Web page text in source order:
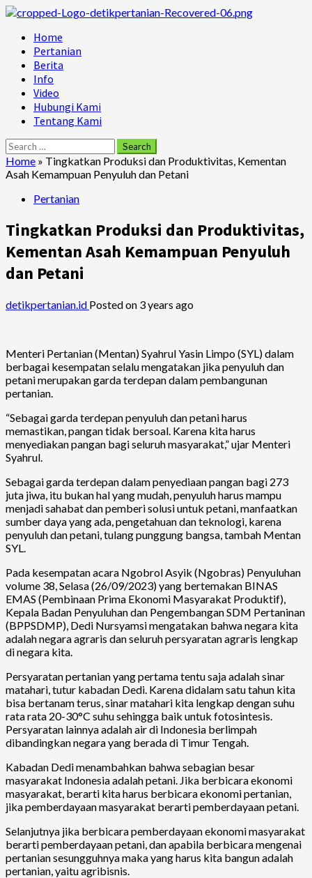
Skip
content
Primary
Menu
Home
Pertanian
Berita
Info
Video
Hubungi Kami
Tentang Kami
Search
for:
Home » Tingkatkan Produksi dan Produktivitas, Kementan
Asah Kemampuan Penyuluh dan Petani
Pertanian
Tingkatkan Produksi dan Produktivitas,
Kementan Asah Kemampuan Penyuluh
dan Petani
detikpertanian.id Posted on 3 years ago
Menteri Pertanian (Mentan) Syahrul Yasin Limpo (SYL) dalam
berbagai kesempatan selalu mengatakan jika penyuluh dan
petani merupakan garda terdepan dalam pembangunan
pertanian.
“Sebagai garda terdepan penyuluh dan petani harus
memastikan, pangan tidak bersoal. Karena kita harus
menyediakan pangan bagi seluruh masyarakat,” ujar Menteri
Syahrul.
Sebagai garda terdepan dalam penyediaan pangan bagi 273
juta jiwa, itu bukan hal yang mudah, penyuluh harus mampu
menjadi sahabat dan pemberi solusi untuk petani, manfaatkan
sumber daya yang ada, pengetahuan dan teknologi, karena
penyuluh dan petani, tulang punggung bangsa, tambah Mentan
SYL.
Pada kesempatan acara Ngobrol Asyik (Ngobras) Penyuluhan
volume 38, Selasa (26/09/2023) yang bertemakan BINAS
EMAS (Pembinaan Prima Ekonomi Masyarakat Produktif),
Kepala Badan Penyuluhan dan Pengembangan SDM Pertaninan
(BPPSDMP), Dedi Nursyamsi mengatakan bahwa negara kita
adalah negara agraris dan seluruh persyaratan agraris lengkap
di negara kita.
Persyaratan pertanian yang pertama tentu saja adalah sinar
matahari, tutur kabadan Dedi. Karena didalam satu tahun kita
bisa bertanam terus, sinar matahari kita lengkap dengan suhu
rata rata 20-30°C suhu sehingga baik untuk fotosintesis.
Persyaratan lainnya adalah air di Indonesia berlimpah
dibandingkan negara yang berada di Timur Tengah.
Kabadan Dedi menambahkan bahwa sebagian besar
masyarakat Indonesia adalah petani. Jika berbicara ekonomi
masyarakat, berarti kita harus berbicara ekonomi pertanian,
jika pemberdayaan masyarakat berarti pemberdayaan petani.
Selanjutnya jika berbicara pemberdayaan ekonomi masyarakat
berarti pemberdayaan petani, dan apabila berbicara mengenai
pertanian sesungguhnya maka yang harus kita bangun adalah
pertanian, yaitu agribisnis.